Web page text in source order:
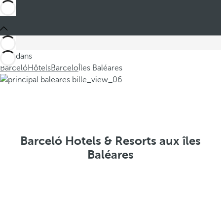
Ces dans
BarcelóHôtelsBarcelo Îles Baléares
Barceló Hotels & Resorts aux îles
Baléares